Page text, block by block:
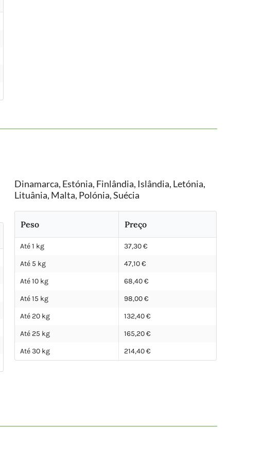
Dinamarca, Estónia, Finlândia, Islândia, Letónia,
Lituânia, Malta, Polónia, Suécia
Peso Preço
Até 1 kg
37,30 €
Até 5 kg
47,10 €
Até 10 kg
68,40 €
Até 15 kg
98,00 €
Até 20 kg
132,40 €
Até 25 kg
165,20 €
Até 30 kg
214,40 €